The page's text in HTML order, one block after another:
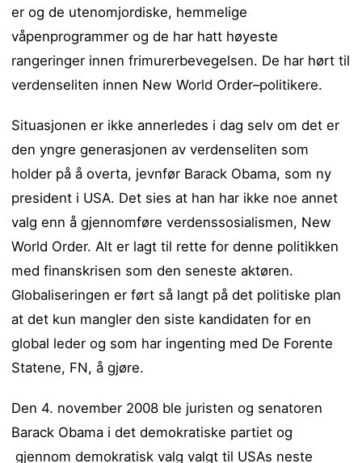
er og de utenomjordiske, hemmelige
våpenprogrammer og de har hatt høyeste
rangeringer innen frimurerbevegelsen. De har hørt til
verdenseliten innen New World Order–politikere.
Situasjonen er ikke annerledes i dag selv om det er
den yngre generasjonen av verdenseliten som
holder på å overta, jevnfør Barack Obama, som ny
president i USA. Det sies at han har ikke noe annet
valg enn å gjennomføre verdenssosialismen, New
World Order. Alt er lagt til rette for denne politikken
med finanskrisen som den seneste aktøren.
Globaliseringen er ført så langt på det politiske plan
at det kun mangler den siste kandidaten for en
global leder og som har ingenting med De Forente
Statene, FN, å gjøre.
Den 4. november 2008 ble juristen og senatoren
Barack Obama i det demokratiske partiet og
gjennom demokratisk valg valgt til USAs neste